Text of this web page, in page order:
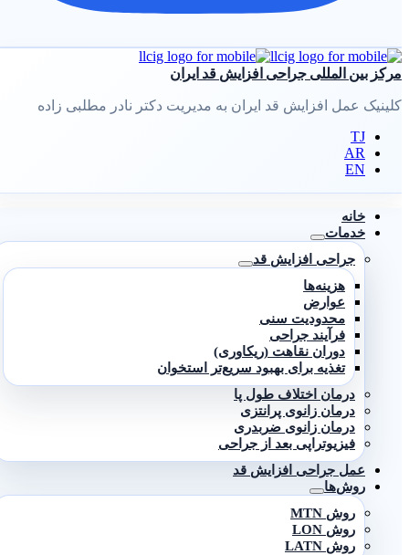
مرکز بین المللی جراحی افزایش قد ایران
کلینیک عمل افزایش قد ایران به مدیریت دکتر نادر مطلبی زاده
TJ
AR
EN
خانه
خدمات
جراحی افزایش قد
هزینه‌ها
عوارض
محدودیت سنی
فرآیند جراحی
دوران نقاهت (ریکاوری)
تغذیه برای بهبود سریع‌تر استخوان
درمان اختلاف طول پا
درمان زانوی پرانتزی
درمان زانوی ضربدری
فیزیوتراپی بعد از جراحی
عمل جراحی افزایش قد
روش‌ها
روش MTN
روش LON
روش LATN